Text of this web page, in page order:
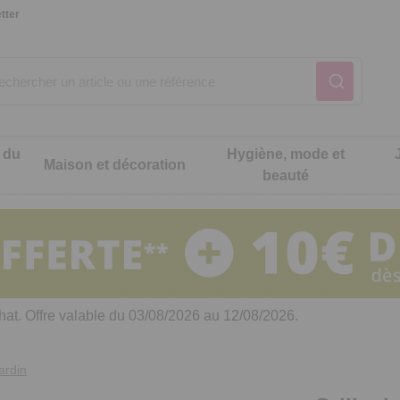
cuisine
de cuisine malins
Notre produit du
Notre produit du
Maison et décoration
Notre produit du
Hygiène, mode et
beauté
intimité
Notre produit du
Notre produit du
Notre produit du
Offre valable du 03/08/2026 au 12/08/2026.